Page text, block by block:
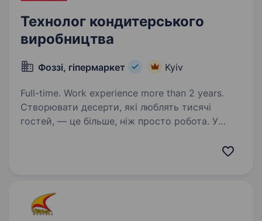
Технолог кондитерського
виробництва
Фоззі, гіпермаркет Kyiv
Full-time. Work experience more than 2 years.
Створювати десерти, які люблять тисячі
гостей, — це більше, ніж просто робота. У
виробництво, експериментуємо зі смаками